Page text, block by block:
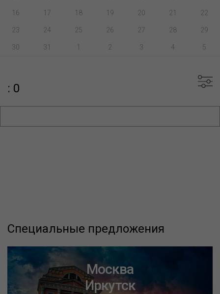
16 17 18 19 20 21 22
23 24 25 26 27 28 29
30 31 1 2 3 4 5
: 0
Специальные предложения
Москва
Иркутск